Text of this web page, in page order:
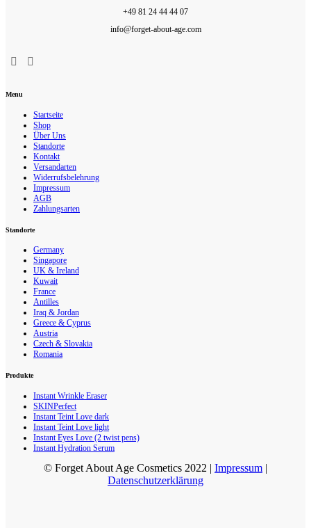
+49 81 24 44 44 07
info@forget-about-age.com
Menu
Startseite
Shop
Über Uns
Standorte
Kontakt
Versandarten
Widerrufsbelehrung
Impressum
AGB
Zahlungsarten
Standorte
Germany
Singapore
UK & Ireland
Kuwait
France
Antilles
Iraq & Jordan
Greece & Cyprus
Austria
Czech & Slovakia
Romania
Produkte
Instant Wrinkle Eraser
SKINPerfect
Instant Teint Love dark
Instant Teint Love light
Instant Eyes Love (2 twist pens)
Instant Hydration Serum
© Forget About Age Cosmetics 2022 | Impressum |
Datenschutzerklärung